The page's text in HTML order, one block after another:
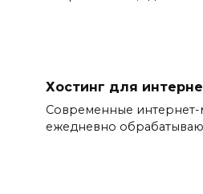
Хостинг для
Современные интернет-
ежедневно